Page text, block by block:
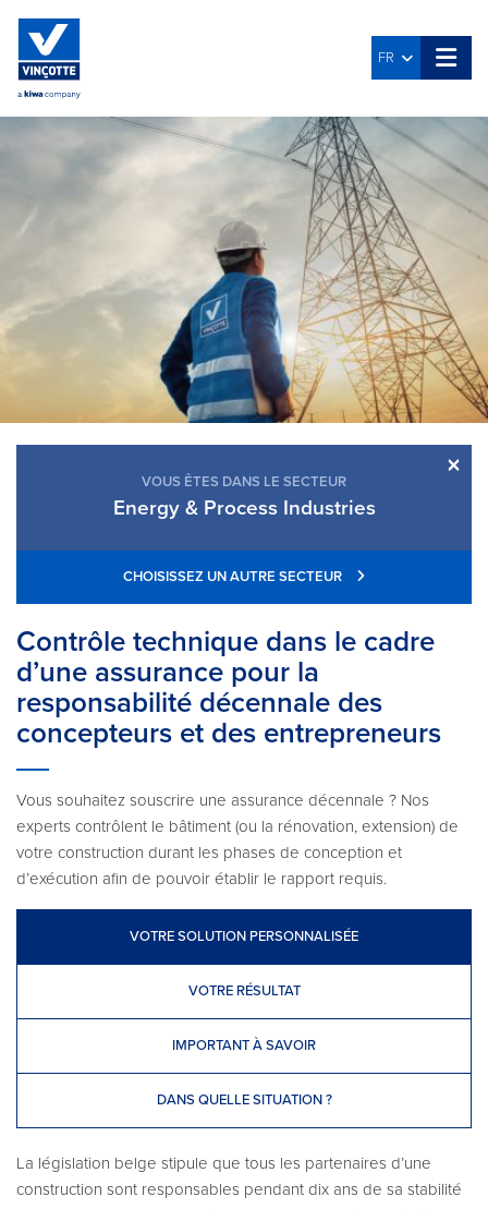
FR
×
VOUS ÊTES DANS LE SECTEUR
Energy & Process Industries
CHOISISSEZ UN AUTRE SECTEUR
Contrôle technique dans le cadre
d’une assurance pour la
responsabilité décennale des
concepteurs et des entrepreneurs
Vous souhaitez souscrire une assurance décennale ? Nos
experts contrôlent le bâtiment (ou la rénovation, extension) de
votre construction durant les phases de conception et
d’exécution afin de pouvoir établir le rapport requis.
VOTRE SOLUTION PERSONNALISÉE
VOTRE RÉSULTAT
IMPORTANT À SAVOIR
DANS QUELLE SITUATION ?
La législation belge stipule que tous les partenaires d’une
construction sont responsables pendant dix ans de sa stabilité